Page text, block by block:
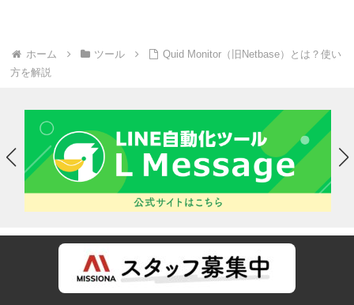
ホーム ツール
Quid Monitor（旧Netbase）とは？使い
方を解説